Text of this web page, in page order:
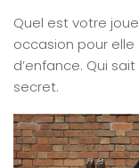
Quel est votre
occasion pour
d’enfance. Qui
secret.